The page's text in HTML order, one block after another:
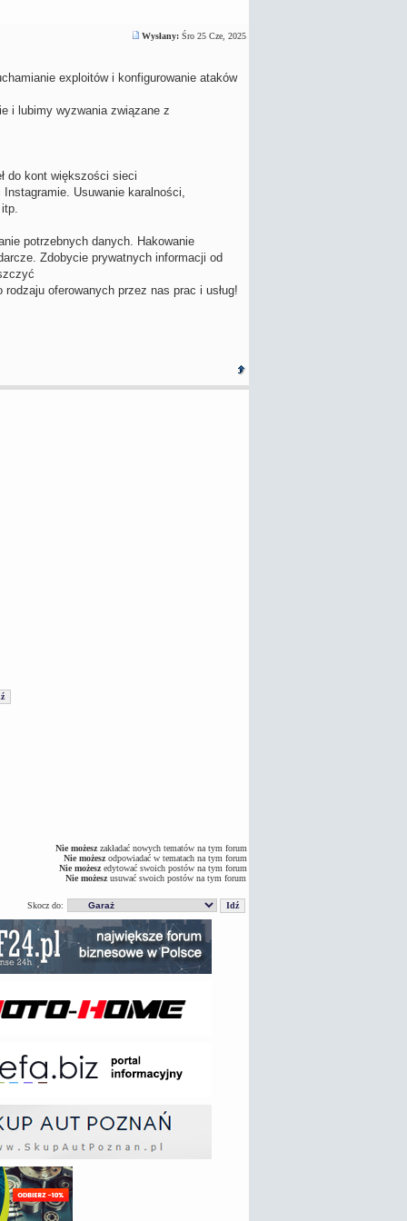
Wysłany:Śro 25 Cze, 2025
exploitów i konfigurowanie ataków
i lubimy wyzwania związane z
do kont większości sieci
Usuwanie karalności,
potrzebnych danych. Hakowanie
Zdobycie prywatnych informacji od
oferowanych przez nas prac i usług!
Nie możeszzakładać nowych tematów na tym forum
Nie możeszodpowiadać w tematach na tym forum
Nie możeszedytować swoich postów na tym forum
Nie możeszusuwać swoich postów na tym forum
Skocz do: